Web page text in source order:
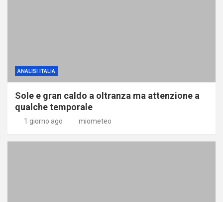
ANALISI ITALIA
Sole e gran caldo a oltranza ma attenzione a
qualche temporale
1 giorno ago miometeo